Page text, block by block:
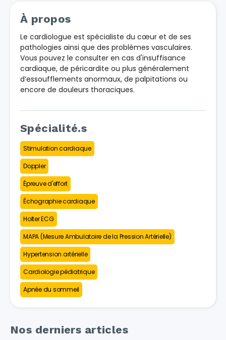
À propos
Le cardiologue est spécialiste du cœur et de ses
pathologies ainsi que des problèmes vasculaires.
Vous pouvez le consulter en cas d'insuffisance
cardiaque, de péricardite ou plus généralement
d’essoufflements anormaux, de palpitations ou
encore de douleurs thoraciques.
Spécialité.s
Stimulation cardiaque
Doppler
Épreuve d'effort
Échographie cardiaque
Holter ECG
MAPA (Mesure Ambulatoire de la Pression Artérielle)
Hypertension artérielle
Cardiologie pédiatrique
Apnée du sommeil
Nos derniers articles